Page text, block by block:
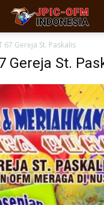
67 Gereja St. Paskalis
Gereja St.